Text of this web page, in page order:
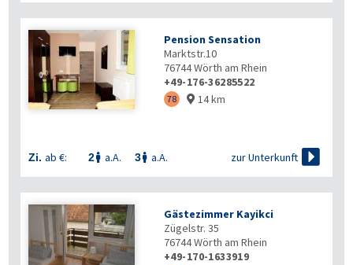
Pension Sensation
Marktstr.10
76744Wörth am Rhein
+49-176-36285522
78  14 km
Zi. ab €: 2 a.A. 3 a.A. zur Unterkunft 
Gästezimmer Kayikci
Zügelstr. 35
76744Wörth am Rhein
+49-170-1633919